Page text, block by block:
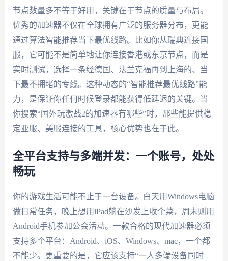
节点数量多不等于好用，关键在于节点的质量与布局。
优秀的加速器不仅在全球拥有广泛的服务器分布，更能
通过算法智能推荐当下最优线路。比如你从瑞典连接国
服，它可能不是简单地让你连接香港或东京节点，而是
实时测试，选择一条经德国、法兰克福再到上海的、当
下最不拥堵的专线。这种动态的“智能推荐最优线路”能
力，是保证你任何时候登录都能获得低延迟的关键。当
你搜索“国外玩激战2的加速器有哪些”时，那些能提供稳
定亚服、美服连接的工具，核心优势也在于此。
全平台支持与多端并发：一个账号，处处
畅玩
你的游戏生活可能不止于一台设备。白天用Windows电脑
做日常任务，晚上想用iPad躺在沙发上收个菜，周末则用
Android手机参加公会活动。一款合格的现代加速器必须
支持多个平台：Android、iOS、Windows、mac，一个都
不能少。更重要的是，它应该支持“一人多端设备同时